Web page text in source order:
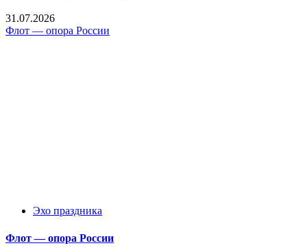
31.07.2026
Флот — опора России
Эхо праздника
Флот — опора России